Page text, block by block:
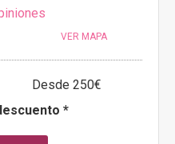
VER MAPA
Desde 250€
*